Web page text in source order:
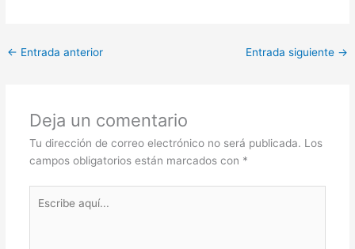
← Entrada anterior Entrada siguiente →
Deja un comentario
Tu dirección de correo electrónico no será publicada. Los
campos obligatorios están marcados con *
aquí...